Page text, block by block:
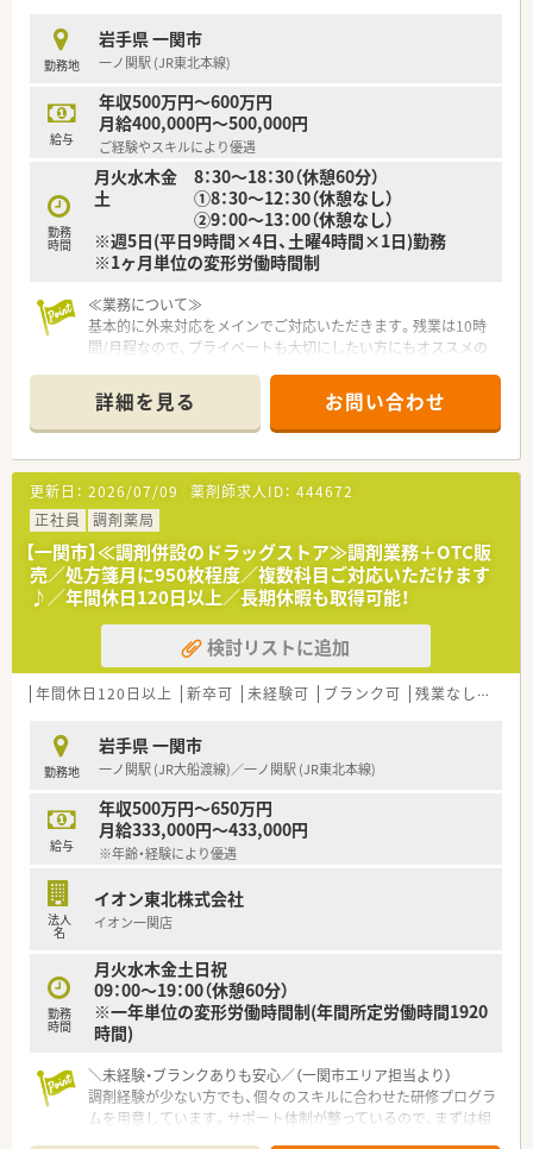
休暇などがあるため、年間休日123日としっかり休めます。
≪充実の制度②≫
安心してスキルアップができる教育制度があります。階層別研
修、カフェテリア研修、学術大会、新入社員研修（5か月）など経験
が浅くても充実している研修制度で、今後のキャリアプランをバ
ックアップいたします！
勤務地
岩手県 一関市
一ノ関駅 (JR東北本線)
給与
年収500万円～600万円
月給400,000円～500,000円
ご経験やスキルにより優遇
勤務
時間
月火水木金 8：30～18：30（休憩60分）
土 ①8：30～12：30（休憩なし）
②9：00～13：00（休憩なし）
※週5日(平日9時間×4日、土曜4時間×1日)勤務
※1ヶ月単位の変形労働時間制
≪業務について≫
基本的に外来対応をメインでご対応いただきます。残業は10時
間/月程なので、プライベートも大切にしたい方にもオススメの
ュニケーションを大事にしています。
≪同社について≫
ご家族で経営されており、長年にわたり地域医療を支えてきまし
た。ご利用くださる患者様とのコミュニケーションを大事に、薬
剤師としてのやりがいも感じられる職場環境です。穏やかな女
性の代表で、お話もしやすいので、すぐに職場にも馴染みやすい
環境と感じます。
≪薬局の雰囲気≫
待合室も広く、清潔感のある店内です。従業員同士もしっかり連
携が取れており、どちらかというと穏やかな雰囲気の薬局です。
女性の割合が多い職場で、子育て世代の社員の方もいらっしゃ
り、長期的にみて働きやすい職場環境を重視している会社様で
す。
詳細を見る お問い合わせ
更新日： 2026/07/09 薬剤師求人ID： 444672
正社員
調剤薬局
【一関市】≪調剤併設のドラッグストア≫調剤業務＋OTC販
売／処方箋月に950枚程度／複数科目ご対応いただけます
♪／年間休日120日以上／長期休暇も取得可能！
検討リストに追加
年間休日120日以上 新卒可 未経験可 ブランク可 残業なし(ほぼなし含む)
勤務地
岩手県 一関市
一ノ関駅 (JR大船渡線)／一ノ関駅 (JR東北本線)
給与
年収500万円～650万円
月給333,000円～433,000円
※年齢・経験により優遇
法人
名
イオン東北株式会社
イオン一関店
勤務
時間
月火水木金土日祝
09：00～19：00（休憩60分）
※一年単位の変形労働時間制(年間所定労働時間1920
時間)
＼未経験・ブランクありも安心／（一関市エリア担当より）
調剤経験が少ない方でも、個々のスキルに合わせた研修プログラ
ムを用意しています。サポート体制が整っているので、まずは相